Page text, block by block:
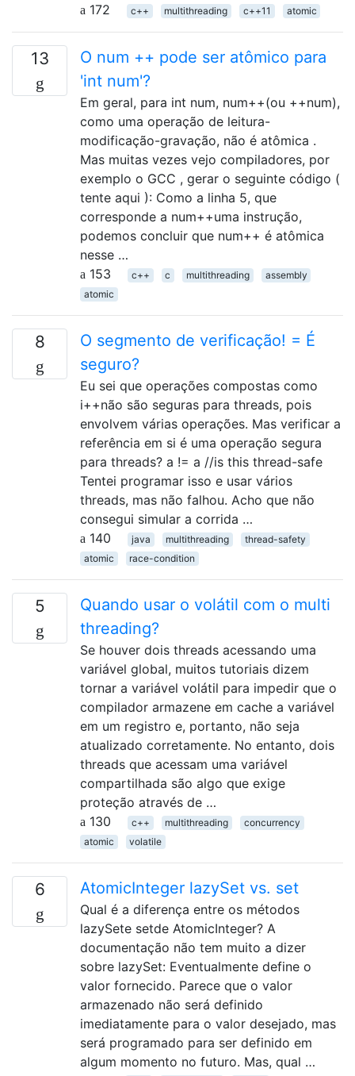
172
c++ multithreading c++11 atomic
13
O num ++ pode ser atômico para
'int num'?
Em geral, para int num, num++(ou ++num),
como uma operação de leitura-
modificação-gravação, não é atômica .
Mas muitas vezes vejo compiladores, por
exemplo o GCC , gerar o seguinte código (
tente aqui ): Como a linha 5, que
corresponde a num++uma instrução,
podemos concluir que num++ é atômica
nesse …
153
c++ c multithreading
assembly
atomic
8
O segmento de verificação! = É
seguro?
Eu sei que operações compostas como
i++não são seguras para threads, pois
envolvem várias operações. Mas verificar a
referência em si é uma operação segura
para threads? a != a //is this thread-safe
Tentei programar isso e usar vários
threads, mas não falhou. Acho que não
consegui simular a corrida …
140
java multithreading
thread-safety
atomic
race-condition
5
Quando usar o volátil com o multi
threading?
Se houver dois threads acessando uma
variável global, muitos tutoriais dizem
tornar a variável volátil para impedir que o
compilador armazene em cache a variável
em um registro e, portanto, não seja
atualizado corretamente. No entanto, dois
threads que acessam uma variável
compartilhada são algo que exige
proteção através de …
130
c++ multithreading
concurrency
atomic
volatile
6 AtomicInteger lazySet vs. set
Qual é a diferença entre os métodos
lazySete setde AtomicInteger? A
documentação não tem muito a dizer
sobre lazySet: Eventualmente define o
valor fornecido. Parece que o valor
armazenado não será definido
imediatamente para o valor desejado, mas
será programado para ser definido em
algum momento no futuro. Mas, qual …